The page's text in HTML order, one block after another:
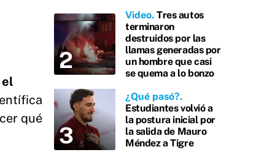
qué
Video Tres autos
terminaron
destruidos por las
llamas generadas por
un hombre que casi
se quema a lo bonzo
¿Qué pasó?
Estudiantes volvió a
la postura inicial por
la salida de Mauro
Méndez a Tigre